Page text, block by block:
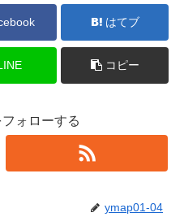
はてブ
コピー
ォローする
ymap01-04